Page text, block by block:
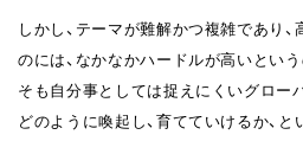
しかし、テーマが難解かつ複雑であり
のには、なかなかハードルが高いとい
そも自分事としては捉えにくいグロー
どのように喚起し、育てていけるか、と